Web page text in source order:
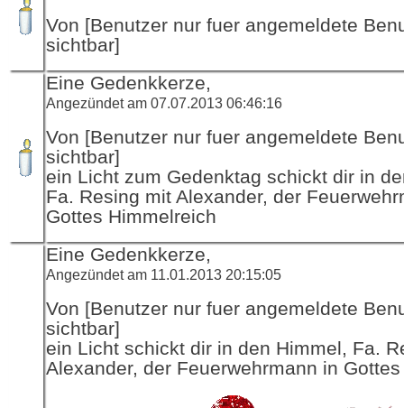
Von [Benutzer nur fuer angemeldete
sichtbar]
Eine Gedenkkerze,
Angezündet am 07.07.2013 06:46:16
Von [Benutzer nur fuer angemeldete
sichtbar]
ein Licht zum Gedenktag schickt dir in
Fa. Resing mit Alexander, der
Gottes Himmelreich
Eine Gedenkkerze,
Angezündet am 11.01.2013 20:15:05
Von [Benutzer nur fuer angemeldete
sichtbar]
ein Licht schickt dir in den Himmel, Fa.
Alexander, der Feuerwehrmann in Gottes